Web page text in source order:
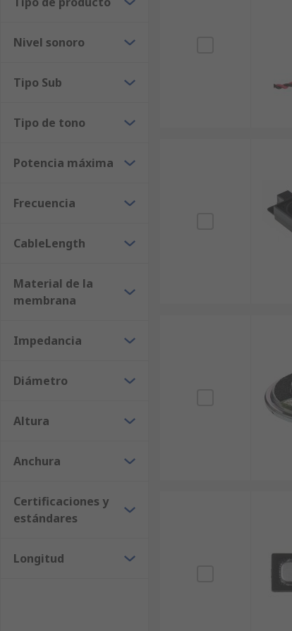
Nivel sonoro
Tipo Sub
Tipo de tono
Potencia máxima
Frecuencia
CableLength
Material de la
membrana
Impedancia
Diámetro
Altura
Anchura
Certificaciones y
estándares
Longitud